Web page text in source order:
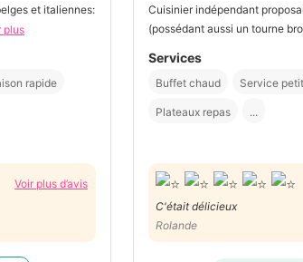
et italiennes:
plus
rapide
Voir plus d’avis
Cuisinier indépendant
(possédant aussi un tourne
Services
Buffet chaud Service
Plateaux repas ...
C'était délicieux
Rolande